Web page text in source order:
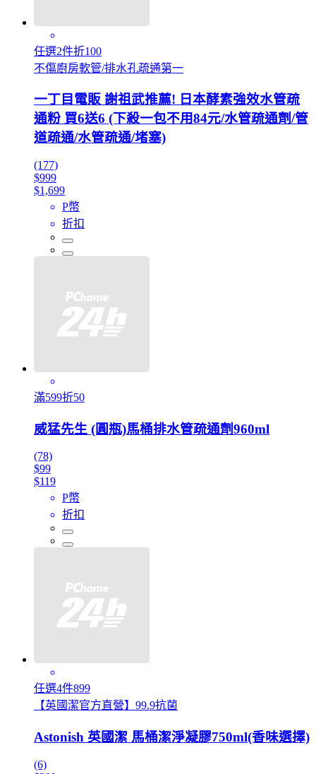
任選2件折100
不傷廚房軟管/排水孔疏通第一
一丁目電販 謝祖武推薦! 日本酵素強效水管疏
通粉 買6送6 (下殺一包不用84元/水管疏通劑/管
道疏通/水管疏通/堵塞)
(177)
$999
$1,699
P幣
折扣
滿599折50
威猛先生 (圓瓶)馬桶排水管疏通劑960ml
(78)
$99
$119
P幣
折扣
任選4件899
【英國潔官方直營】99.9抗菌
Astonish 英國潔 馬桶潔淨凝膠750ml(香味選擇)
(6)